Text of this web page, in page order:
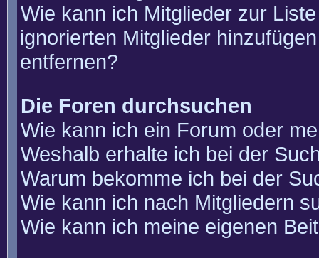
Wie kann ich Mitglieder zur
ignorierten Mitglieder
entfernen?
Die Foren durchsuchen
Wie kann ich ein Forum oder
Weshalb erhalte ich bei der
Warum bekomme ich bei der
Wie kann ich nach Mitgliedern
Wie kann ich meine eigenen